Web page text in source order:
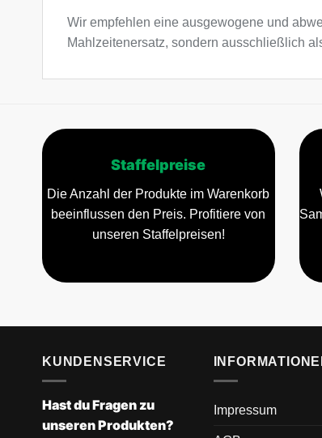
Wir empfehlen eine ausgewogene und
Mahlzeitenersatz, sondern ausschließlich
Staffelpreise
Die Anzahl der Produkte im Warenkorb
beeinflussen den Preis. Profitiere von
unseren Staffelpreisen!
KUNDENSERVICE
Hast du Fragen zu
unseren Produkten?
Impressum